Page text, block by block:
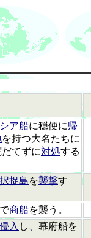
ア船に穏便に帰
を持つ大名たちに
だてずに対処する
択捉島を襲撃す
商船を襲う。
侵入 し、幕府船を